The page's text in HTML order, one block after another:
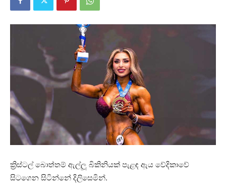
ක්‍රිස්ටල් බොත්තම් ඇල්ලූ බිකිනියක් පැළඳ ඇය වේදිකාවේ
සිටගෙන සිටින්නේ දිලිසෙමින්.